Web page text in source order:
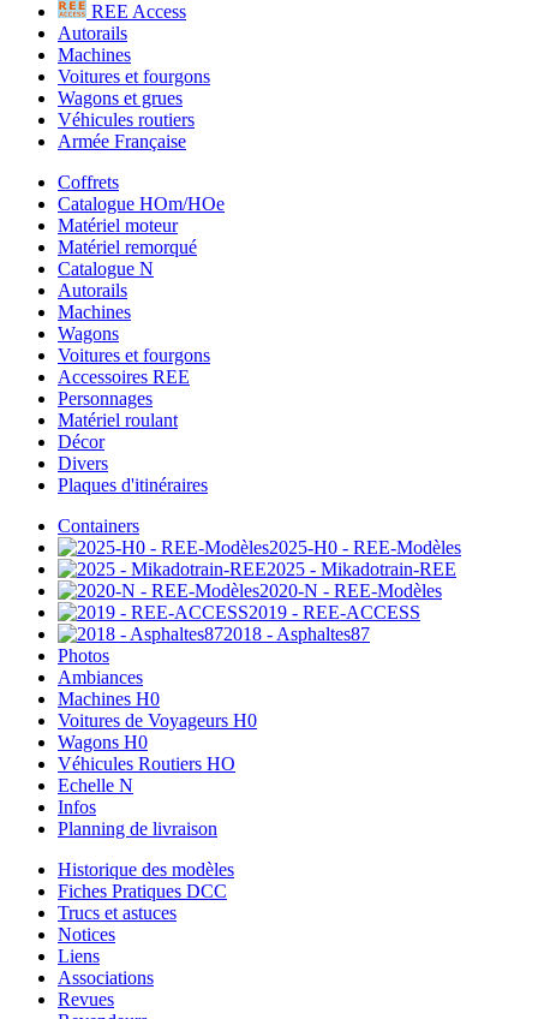
REE Access
Autorails
Machines
Voitures et fourgons
Wagons et grues
Véhicules routiers
Armée Française
Coffrets
Catalogue HOm/HOe
Matériel moteur
Matériel remorqué
Catalogue N
Autorails
Machines
Wagons
Voitures et fourgons
Accessoires REE
Personnages
Matériel roulant
Décor
Divers
Plaques d'itinéraires
Containers
2025-H0 - REE-Modèles
2025 - Mikadotrain-REE
2020-N - REE-Modèles
2019 - REE-ACCESS
2018 - Asphaltes87
Photos
Ambiances
Machines H0
Voitures de Voyageurs H0
Wagons H0
Véhicules Routiers HO
Echelle N
Infos
Planning de livraison
Historique des modèles
Fiches Pratiques DCC
Trucs et astuces
Notices
Liens
Associations
Revues